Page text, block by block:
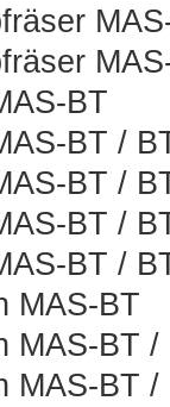
BT
BT /
BT /
BT /
BT /
MAS-BT
MAS-BT /
MAS-BT /